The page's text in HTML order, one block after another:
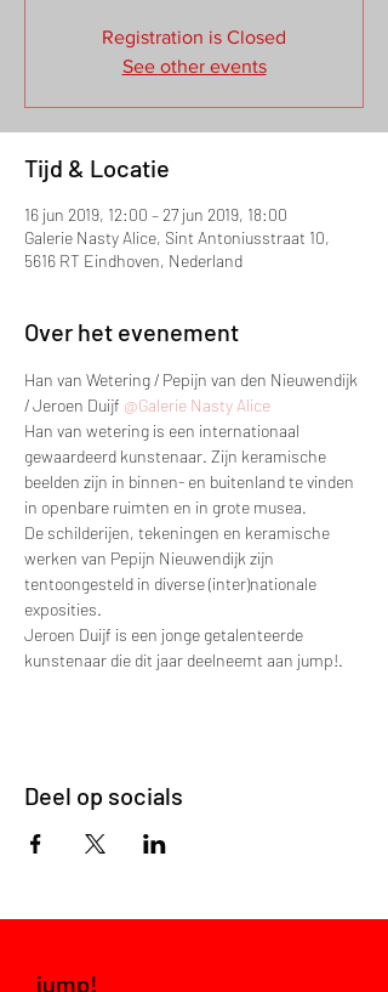
Registration is Closed
See other events
Tijd & Locatie
16 jun 2019, 12:00 – 27 jun 2019, 18:00
Galerie Nasty Alice, Sint Antoniusstraat 10,
5616 RT Eindhoven, Nederland
Over het evenement
Han van Wetering / Pepijn van den Nieuwendijk
/ Jeroen Duijf @Galerie Nasty Alice
Han van wetering is een internationaal
gewaardeerd kunstenaar. Zijn keramische
beelden zijn in binnen- en buitenland te vinden
in openbare ruimten en in grote musea.
De schilderijen, tekeningen en keramische
werken van Pepijn Nieuwendijk zijn
tentoongesteld in diverse (inter)nationale
exposities.
Jeroen Duijf is een jonge getalenteerde
kunstenaar die dit jaar deelneemt aan jump!.
Deel op socials
jump!